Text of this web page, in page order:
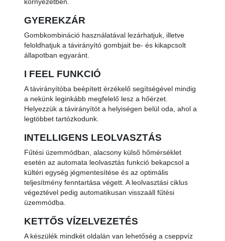
GYEREKZÁR
Gombkombináció használatával lezárhatjuk, illetve
feloldhatjuk a távirányító gombjait be- és kikapcsolt
állapotban egyaránt.
I FEEL FUNKCIÓ
A távirányítóba beépített érzékelő segítségével mindig
a nekünk leginkább megfelelő lesz a hőérzet.
Helyezzük a távirányítót a helyiségen belül oda, ahol a
legtöbbet tartózkodunk.
INTELLIGENS LEOLVASZTÁS
Fűtési üzemmódban, alacsony külső hőmérséklet
esetén az automata leolvasztás funkció bekapcsol a
kültéri egység jégmentesítése és az optimális
teljesítmény fenntartása végett. A leolvasztási ciklus
végeztével pedig automatikusan visszaáll fűtési
üzemmódba.
KETTŐS VÍZELVEZETÉS
A készülék mindkét oldalán van lehetőség a cseppvíz